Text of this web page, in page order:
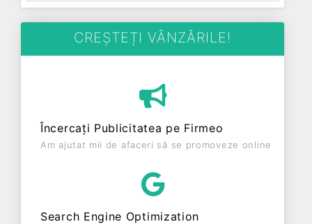
poziționat în zona de Centru a țării, în judetul
ALBA, compania aduce o contribuție semnificativă
fondată în anul 2019, având o vechime de 7 ani.
Conform ultimului bilanț, societatea a înregistrat un
1.819.659 RON, gestionând operațiunile cu un
număr mediu de 3 de salariați pe ultimul an fiscal.
punct de vedere fiscal si are status: FUNCTIUNE.
Societatea este plătitoare de TVA din anul 2019.
CREȘTEȚI VÂNZĂRILE!
Încercați Publicitatea pe Firmeo
Am ajutat mii de afaceri să se promoveze online
Search Engine Optimization